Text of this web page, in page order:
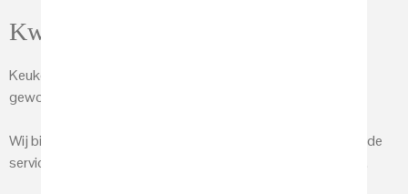
Kwaliteit keukens
Keukenhof Sliedrecht is een keuken­speciaalzaak, groot
geworden door zijn hoge kwaliteit- en service.
Wij bieden u wat u van ons verwacht: Betrouwbaarheid, goede
service, gedegen advies, maar vooral een prachtig resultaat.